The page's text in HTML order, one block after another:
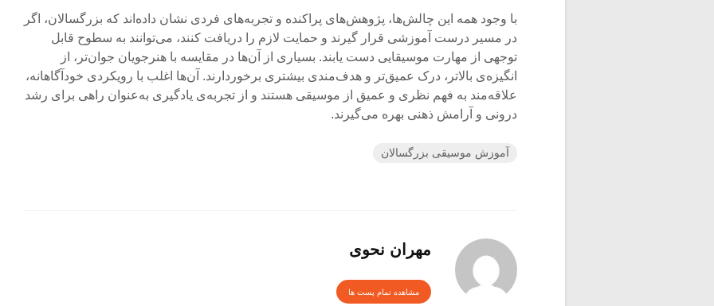
با وجود همه این چالش‌ها، پژوهش‌های پراکنده و تجربه‌های فردی نشان داده‌اند که بزرگسالان، اگر
در مسیر درست آموزشی قرار گیرند و حمایت لازم را دریافت کنند، می‌توانند به سطوح قابل
توجهی از مهارت موسیقایی دست یابند. بسیاری از آن‌ها در مقایسه با هنرجویان جوان‌تر، از
انگیزه‌ی بالاتر، درک عمیق‌تر و هدف‌مندی بیشتری برخوردارند. آن‌ها اغلب با رویکردی خودآگاهانه،
علاقه‌مند به فهم نظری و عمیق از موسیقی هستند و از تجربه‌ی یادگیری به‌عنوان راهی برای رشد
درونی و آرامش ذهنی بهره می‌گیرند.
آموزش موسیقی بزرگسالان
مهران نحوی
مشاهده تمام پست ها